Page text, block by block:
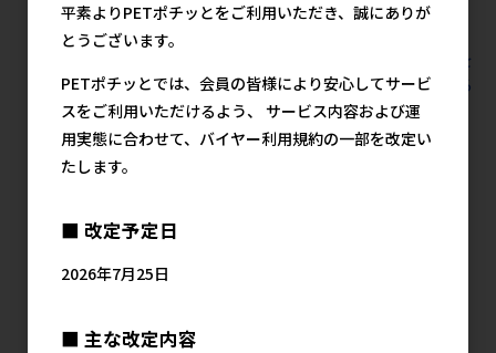
1,545円
すべての小動物用品 小動物用品 シャンプー･消臭の人気商品を
見る
ジェックス(直送：小動物・観賞魚)の人気
商品
平素よりPETポチッとをご利用いただき、誠にありが
とうございます。
PETポチッとでは、会員の皆様により安心してサービ
スをご利用いただけるよう、 サービス内容および運
用実態に合わせて、バイヤー利用規約の一部を改定い
たします。
■ 改定予定日
2026年7月25日
■ 主な改定内容